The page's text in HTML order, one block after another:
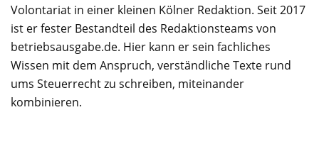
Volontariat in einer kleinen Kölner Redaktion. Seit 2017
ist er fester Bestandteil des Redaktionsteams von
betriebsausgabe.de. Hier kann er sein fachliches
Wissen mit dem Anspruch, verständliche Texte rund
ums Steuerrecht zu schreiben, miteinander
kombinieren.